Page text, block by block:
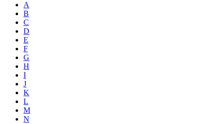
A
B
C
D
E
F
G
H
I
J
K
L
M
N